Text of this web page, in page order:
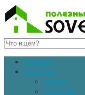
Полезные советы
Главная
Рецепты
Салаты
Десерты